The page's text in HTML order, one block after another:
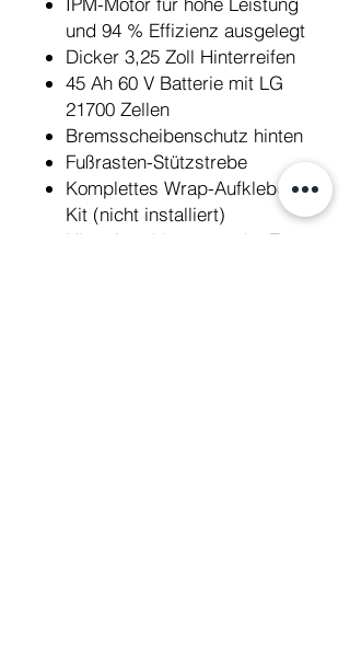
und 94 % Effizienz ausgelegt
Dicker 3,25 Zoll Hinterreifen
45 Ah 60 V Batterie mit LG
21700 Zellen
Bremsscheibenschutz hinten
Fußrasten-Stützstrebe
Komplettes Wrap-Aufkleber-
Kit (nicht installiert)
Higo-Anschlüsse an der E-